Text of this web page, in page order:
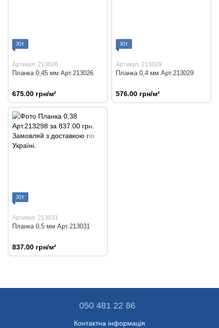
Хіт
Артикул: 213026
Планка 0,45 мм Арт.213026
675.00 грн/м²
Хіт
Артикул: 213029
Планка 0,4 мм Арт.213029
576.00 грн/м²
Хіт
Артикул: 213031
Планка 0,5 мм Арт.213031
837.00 грн/м²
050 481 22 86
Контактна інформація